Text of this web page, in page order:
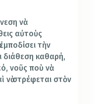
νὰ
αὐτοὺς
τὴν
διάθεση καθαρή,
νοῦς ποὺ νὰ
νὰ στρέφεται στὸν